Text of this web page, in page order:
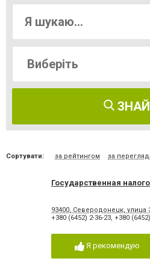
Сортувати: за рейтингом за
Государственная
93400, Северодонецк, улица
+380 (6452) 2-36-23, +380
Я рекомендую